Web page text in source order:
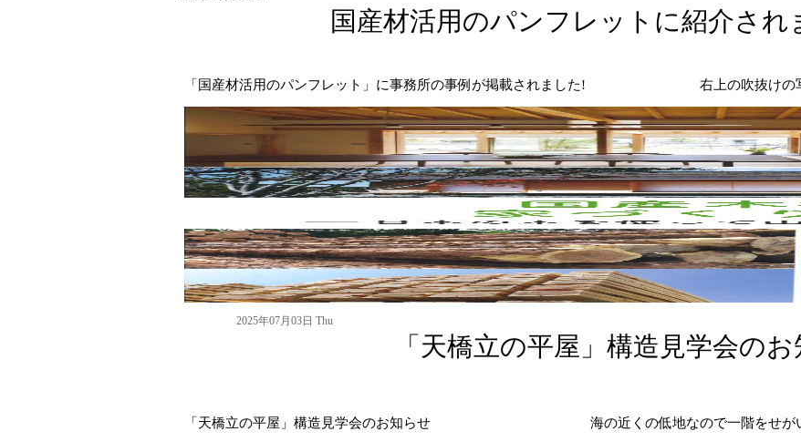
国産材活用のパンフレットに紹介され
「国産材活用のパンフレット」に事務所の事例が掲載されました! 右上の吹抜けの
2025年07月03日 Thu
「天橋立の平屋」構造見学会の
「天橋立の平屋」構造見学会のお知らせ 海の近くの低地なので一階をせが